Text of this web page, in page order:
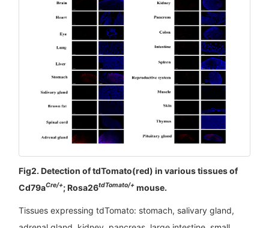
Fig2. Detection of tdTomato(red) in various tissues of
Cd79aCre/+; Rosa26tdTomato/+ mouse.
Tissues expressing tdTomato: stomach, salivary gland,